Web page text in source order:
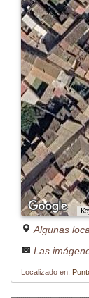
Algunas
Las
Localizado en: